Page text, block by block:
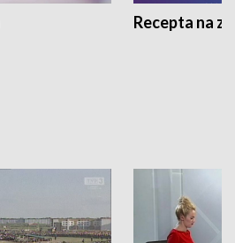
Recepta na